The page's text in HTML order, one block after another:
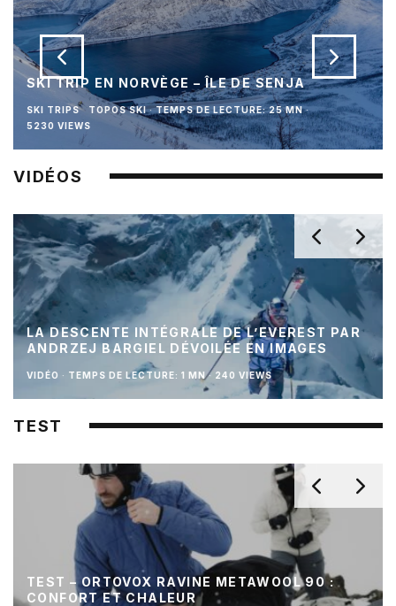
SKI TRIP EN NORVÈGE – ÎLE DE SENJA
SKI TRIPS TOPOS SKI · TEMPS DE LECTURE: 25 MN ·
5230 VIEWS
VIDÉOS
LA DESCENTE INTÉGRALE DE L’EVEREST PAR
ANDRZEJ BARGIEL DÉVOILÉE EN IMAGES
VIDÉO · TEMPS DE LECTURE: 1 MN · 240 VIEWS
TEST
TEST – ORTOVOX RAVINE METAWOOL 90 :
CONFORT ET CHALEUR